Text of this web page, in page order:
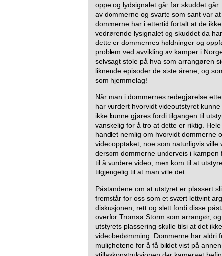
oppe og lydsignalet går før skuddet
av dommerne og svarte som sant var
dommerne har i ettertid fortalt at de
vedrørende lysignalet og skuddet da
dette er dommernes holdninger og
problem ved avvikling av kamper i
selvsagt stole på hva som arrangøren
liknende episoder de siste årene, og
som hjemmelag!
Når man i dommernes redegjørelse
har vurdert hvorvidt videoutstyret
ikke kunne gjøres fordi tilgangen til
vanskelig for å tro at dette er riktig.
handlet nemlig om hvorvidt dommerne
videoopptaket, noe som naturligvis
dersom dommerne underveis i
til å vurdere video, men kom til at
tilgjengelig til at man ville det.
Påstandene om at utstyret er plassert
fremstår for oss som et svært lettvint
diskusjonen, rett og slett fordi disse
overfor Tromsø Storm som arrangør,
utstyrets plassering skulle tilsi at det
videobedømming. Dommerne har aldri
mulighetene for å få bildet vist på